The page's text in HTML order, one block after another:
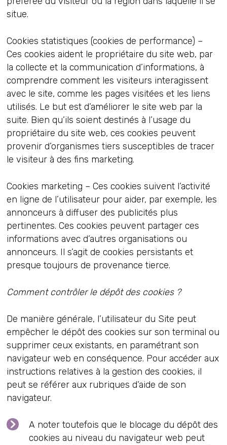
situe.
Cookies statistiques (cookies de performance) –
Ces cookies aident le propriétaire du site web, par
la collecte et la communication d’informations, à
comprendre comment les visiteurs interagissent
avec le site, comme les pages visitées et les liens
utilisés. Le but est d’améliorer le site web par la
suite. Bien qu’ils soient destinés à l’usage du
propriétaire du site web, ces cookies peuvent
provenir d’organismes tiers susceptibles de tracer
le visiteur à des fins marketing.
Cookies marketing – Ces cookies suivent l’activité
en ligne de l’utilisateur pour aider, par exemple, les
annonceurs à diffuser des publicités plus
pertinentes. Ces cookies peuvent partager ces
informations avec d’autres organisations ou
annonceurs. Il s’agit de cookies persistants et
presque toujours de provenance tierce.
Comment contrôler le dépôt des cookies ?
De manière générale, l’utilisateur du Site peut
empêcher le dépôt des cookies sur son terminal ou
supprimer ceux existants, en paramétrant son
navigateur web en conséquence. Pour accéder aux
instructions relatives à la gestion des cookies, il
peut se référer aux rubriques d’aide de son
navigateur.
A noter toutefois que le blocage du dépôt des
cookies au niveau du navigateur web peut